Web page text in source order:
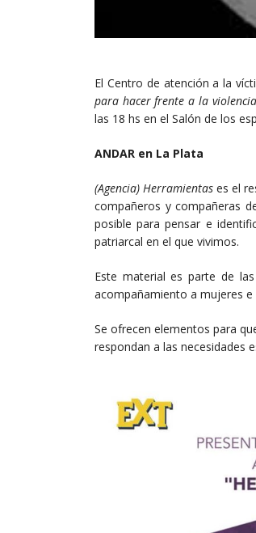
El Centro de atención a la
para hacer frente a la
las 18 hs en el Salón de los
ANDAR en La Plata
(Agencia) Herramientas es el
compañeros y compañeras
posible para pensar e
patriarcal en el que vivimos.
Este material es parte de
acompañamiento a mujeres e
Se ofrecen elementos para
respondan a las necesidades